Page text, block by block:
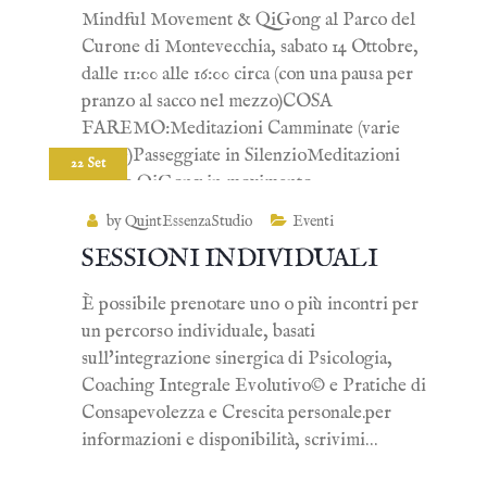
Mindful Movement & QiGong al Parco del
Curone di Montevecchia, sabato 14 Ottobre,
dalle 11:00 alle 16:00 circa (con una pausa per
pranzo al sacco nel mezzo)COSA
FAREMO:Meditazioni Camminate (varie
forme)Passeggiate in SilenzioMeditazioni
Sedute QiGong in movimento…
22 Set
by QuintEssenzaStudio Eventi
SESSIONI INDIVIDUALI
È possibile prenotare uno o più incontri per
un percorso individuale, basati
sull'integrazione sinergica di Psicologia,
Coaching Integrale Evolutivo© e Pratiche di
Consapevolezza e Crescita personale.per
informazioni e disponibilità, scrivimi…